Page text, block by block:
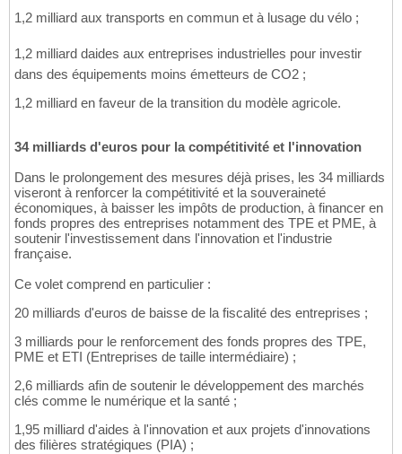
1,2 milliard aux transports en commun et à lusage du vélo ;
1,2 milliard daides aux entreprises industrielles pour investir
dans des équipements moins émetteurs de CO2 ;
1,2 milliard en faveur de la transition du modèle agricole.
34 milliards d'euros pour la compétitivité et l'innovation
Dans le prolongement des mesures déjà prises, les 34 milliards
viseront à renforcer la compétitivité et la souveraineté
économiques, à baisser les impôts de production, à financer en
fonds propres des entreprises notamment des TPE et PME, à
soutenir l'investissement dans l'innovation et l'industrie
française.
Ce volet comprend en particulier :
20 milliards d'euros de baisse de la fiscalité des entreprises ;
3 milliards pour le renforcement des fonds propres des TPE,
PME et ETI (Entreprises de taille intermédiaire) ;
2,6 milliards afin de soutenir le développement des marchés
clés comme le numérique et la santé ;
1,95 milliard d'aides à l'innovation et aux projets d'innovations
des filières stratégiques (PIA) ;